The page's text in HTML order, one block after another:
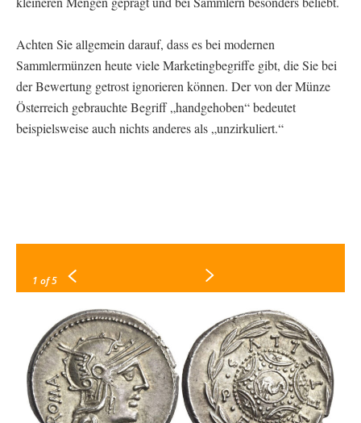
Achten Sie allgemein darauf, dass es bei modernen
Sammlermünzen heute viele Marketingbegriffe gibt, die Sie bei
der Bewertung getrost ignorieren können. Der von der Münze
Österreich gebrauchte Begriff „handgehoben“ bedeutet
beispielsweise auch nichts anderes als „unzirkuliert.“
1 of 5